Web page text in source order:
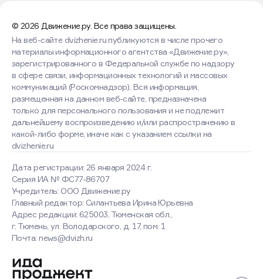
© 2026 Движение.ру. Все права защищены.
Дата регистрации: 26 января 2024 г.
Серия ИА № ФС77-86707
Учредитель: ООО Движение.ру
Главный редактор: Силантьева Ирина Юрьевна
Адрес редакции: 625003, Тюменская обл.,
г. Тюмень, ул. Володарского, д. 17, пом. 1
Почта: news@dvizh.ru
На веб-сайте dvizhenie.ru публикуются в числе прочего
материалы информационного агентства «Движение.ру»,
зарегистрированного в Федеральной службе по надзору
в сфере связи, информационных технологий и массовых
коммуникаций (Роскомнадзор). Вся информация,
размещенная на данном веб-сайте, предназначена
только для персонального пользования и не подлежит
дальнейшему воспроизведению и/или распространению в
какой-либо форме, иначе как с указанием ссылки на
dvizhenie.ru
соглашаетесь с использованием